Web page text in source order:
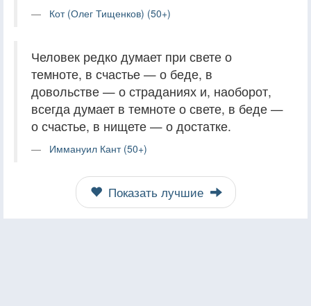
Кот (Олег Тищенков) (50+)
Человек редко думает при свете о
темноте, в счастье — о беде, в
довольстве — о страданиях и, наоборот,
всегда думает в темноте о свете, в беде —
о счастье, в нищете — о достатке.
Иммануил Кант (50+)
Показать лучшие